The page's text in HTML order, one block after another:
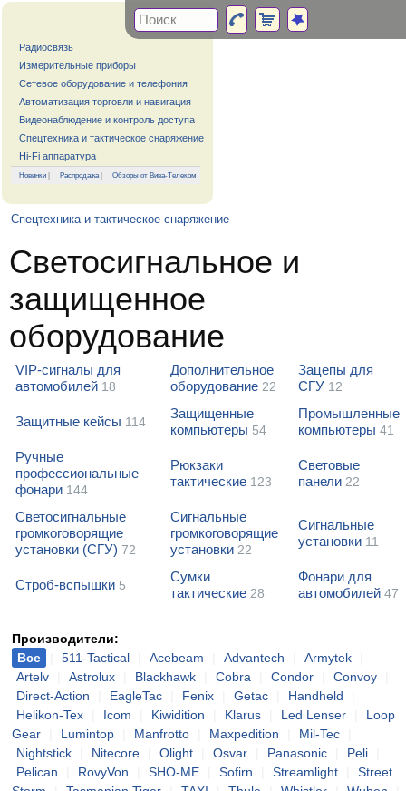
Радиосвязь
Измерительные приборы
Сетевое оборудование и телефония
Автоматизация торговли и навигация
Видеонаблюдение и контроль доступа
Спецтехника и тактическое снаряжение
Hi-Fi аппаратура
Новинки | Распродажа| Обзоры от Вива-Телеком
Спецтехника и тактическое снаряжение
Светосигнальное и
защищенное
оборудование
VIP-сигналы для
автомобилей 18
Дополнительное
оборудование 22
Зацепы для
СГУ 12
Защитные кейсы 114
Защищенные
компьютеры 54
Промышленные
компьютеры 41
Ручные
профессиональные
фонари 144
Рюкзаки
тактические 123
Световые
панели 22
Светосигнальные
громкоговорящие
установки (СГУ) 72
Сигнальные
громкоговорящие
установки 22
Сигнальные
установки 11
Строб-вспышки 5
Сумки
тактические 28
Фонари для
автомобилей 47
Производители:
Все
511-Tactical Acebeam Advantech Armytek
Artelv
Astrolux Blackhawk Cobra Condor Convoy
Direct-Action
EagleTac Fenix Getac Handheld
Helikon-Tex
Icom Kiwidition Klarus Led Lenser
Loop
Gear
Lumintop Manfrotto Maxpedition Mil-Tec
Nightstick
Nitecore Olight Osvar Panasonic Peli
Pelican
RovyVon SHO-ME Sofirn Streamlight
Street